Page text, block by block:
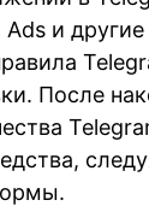
Ads и
После